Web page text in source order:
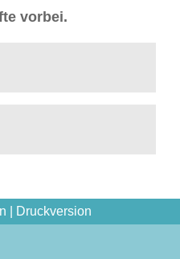
vorbei.
Druckversion